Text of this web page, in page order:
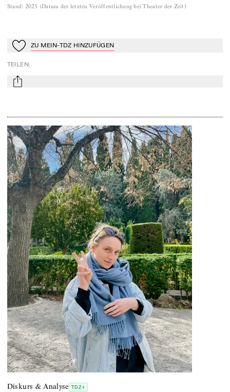
Stand: 2025 (Datum der letzten Veröffentlichung bei Theater der Zeit )
Zu Mein-TdZ hinzufügen
ZU MEIN-TDZ HINZUFÜGEN
TEILEN:
mail
Diskurs & Analyse TDZ+